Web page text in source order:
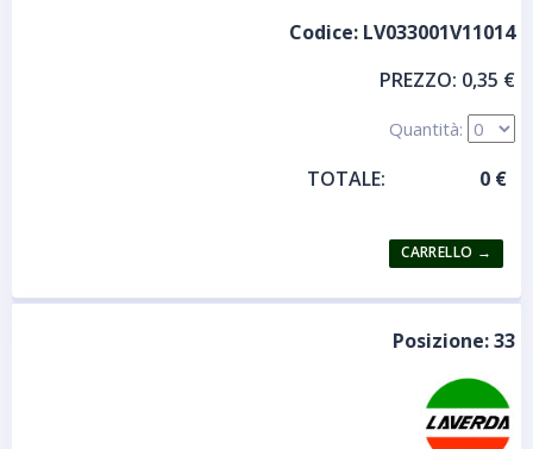
Codice: LV033001V11014
PREZZO: 0,35 €
Quantità:
TOTALE:
Posizione:33